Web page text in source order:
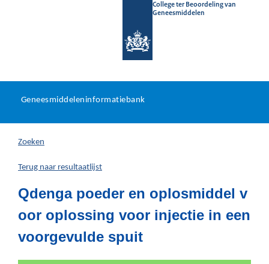
College ter Beoordeling van
Geneesmiddelen
U
hier:
Geneesmiddeleninformatiebank
Zoeken
Terug naar resultaatlijst
Qdenga poeder en oplosmiddel v
oor oplossing voor injectie in een
voorgevulde spuit